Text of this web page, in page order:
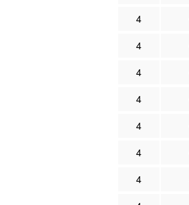
4
4
4
4
4
4
4